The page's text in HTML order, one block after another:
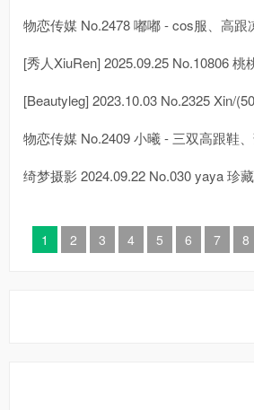
[秀人XiuRen] 2025.09.25 No.10806 桃
[Beautyleg] 2023.10.03 No.2325 Xin/
物恋传媒 No.2409 小曦 - 三双高跟鞋
1 2 3 4 5 6 7 8